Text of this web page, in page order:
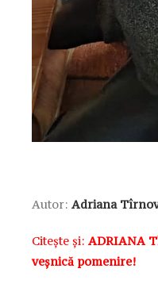
Autor: Adriana
Citește și: ADRIANA
veșnică pomenire!